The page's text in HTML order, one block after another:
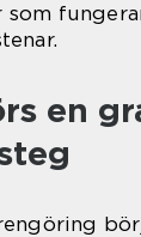
som
en